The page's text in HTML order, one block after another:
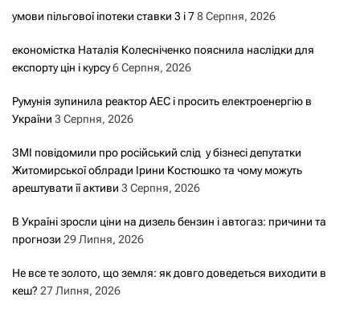
умови пільгової іпотеки ставки 3 і 78 Серпня, 2026
економістка Наталія Колесніченко пояснила наслідки для
експорту цін і курсу6 Серпня, 2026
Румунія зупинила реактор АЕС і просить електроенергію в
України 3 Серпня, 2026
ЗМІ повідомили про російський слід у бізнесі депутатки
Житомирської облради Ірини Костюшко та чому можуть
арештувати її активи 3 Серпня, 2026
В Україні зросли ціни на дизель бензин і автогаз: причини та
прогнози 29 Липня, 2026
Не все те золото, що земля: як довго доведеться виходити в
кеш? 27 Липня, 2026